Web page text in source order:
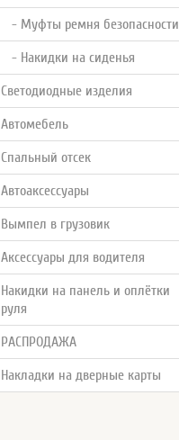
- Муфты ремня безопасности
- Накидки на сиденья
Светодиодные изделия
Автомебель
Спальный отсек
Автоаксессуары
Вымпел в грузовик
Аксессуары для водителя
Накидки на панель и оплётки
руля
РАСПРОДАЖА
Накладки на дверные карты